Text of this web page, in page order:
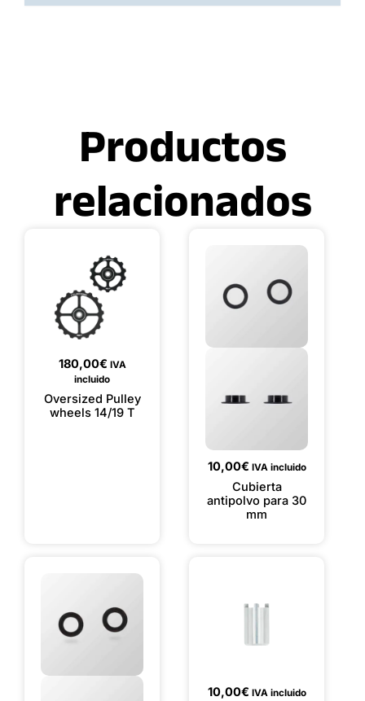
Productos
relacionados
180,00€ IVA
incluido
Oversized Pulley
wheels 14/19 T
10,00€ IVA incluido
Cubierta
antipolvo para 30
mm
10,00€ IVA incluido